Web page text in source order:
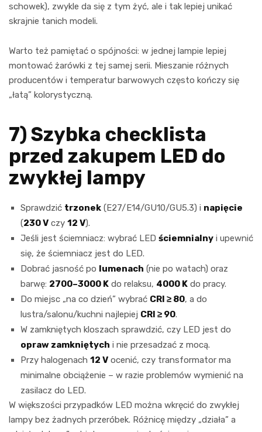
schowek), zwykle da się z tym żyć, ale i tak lepiej unikać
skrajnie tanich modeli.
Warto też pamiętać o spójności: w jednej lampie lepiej
montować żarówki z tej samej serii. Mieszanie różnych
producentów i temperatur barwowych często kończy się
„łatą” kolorystyczną.
7) Szybka checklista
przed zakupem LED do
zwykłej lampy
Sprawdzić trzonek (E27/E14/GU10/GU5.3) i napięcie
(230 V czy 12 V).
Jeśli jest ściemniacz: wybrać LED ściemnialny i upewnić
się, że ściemniacz jest do LED.
Dobrać jasność po lumenach (nie po watach) oraz
barwę: 2700–3000 K do relaksu, 4000 K do pracy.
Do miejsc „na co dzień” wybrać CRI ≥ 80, a do
lustra/salonu/kuchni najlepiej CRI ≥ 90.
W zamkniętych kloszach sprawdzić, czy LED jest do
opraw zamkniętych i nie przesadzać z mocą.
Przy halogenach 12 V ocenić, czy transformator ma
minimalne obciążenie – w razie problemów wymienić na
zasilacz do LED.
W większości przypadków LED można wkręcić do zwykłej
lampy bez żadnych przeróbek. Różnicę między „działa” a